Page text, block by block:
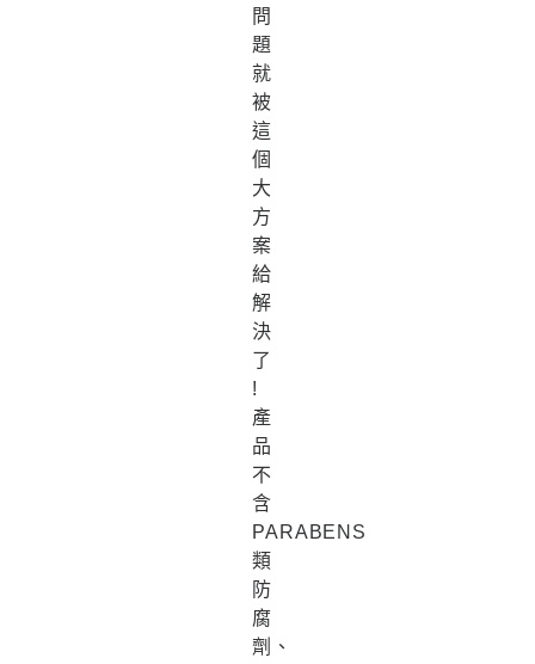
問
題
就
被
這
個
大
方
案
給
解
決
了
!
產
品
不
含
PARABENS
類
防
腐
劑、